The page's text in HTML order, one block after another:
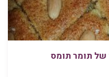
של תומר תומס